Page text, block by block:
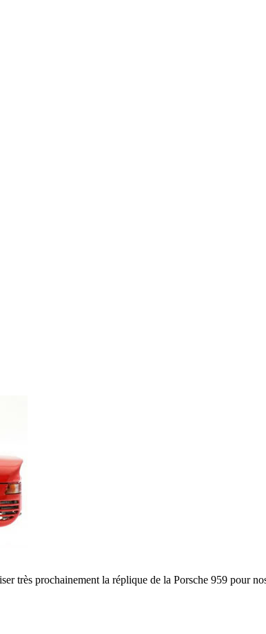
très prochainement la réplique de la Porsche 959 pour